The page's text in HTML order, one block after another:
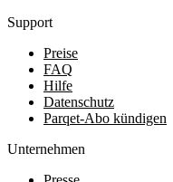
Support
Preise
FAQ
Hilfe
Datenschutz
Parqet-Abo kündigen
Unternehmen